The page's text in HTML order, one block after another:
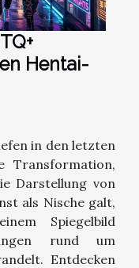
Hentai-
in den letzten
Transformation,
Darstellung von
als Nische galt,
Spiegelbild
rund um
Entdecken